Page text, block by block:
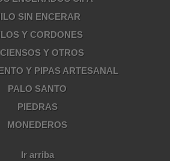
SIN ENCERAR
Y CORDONES
Y OTROS
Y PIPAS ARTESANAL
PALO SANTO
PIEDRAS
MONEDEROS
Ir arriba